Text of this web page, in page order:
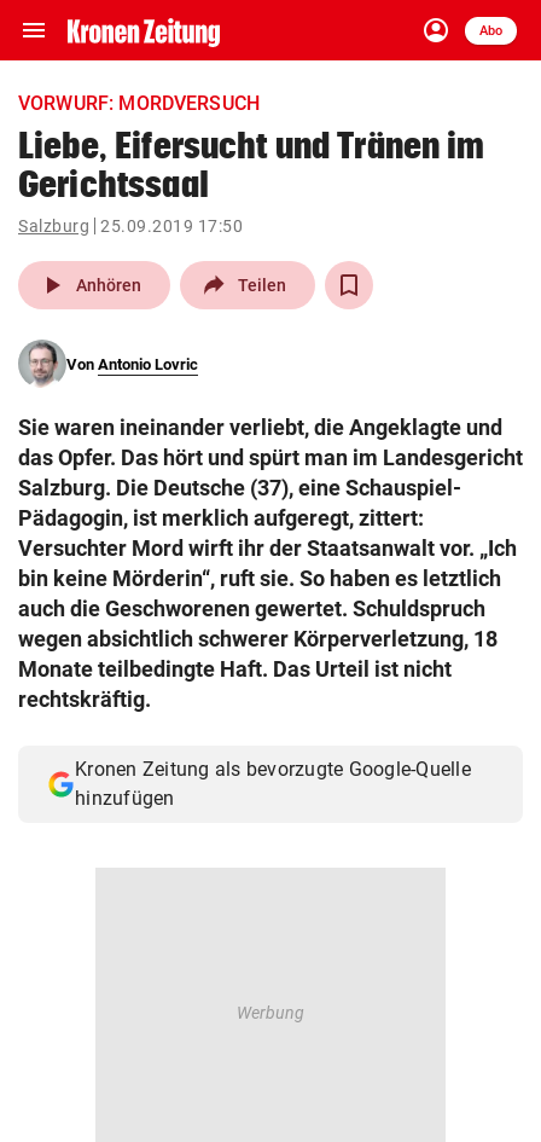
menu Navigation
ein-/ausklappen
account_circle
Anmelden
Abo
close Schließen
account_circle Anmelden
pin_drop
Wien arrow_right
search
eingeben
Muthgasse 2, 1190 Wien
VORWURF: MORDVERSUCH
Liebe, Eifersucht und Tränen im
Gerichtssaal
Salzburg 25.09.2019 17:50
play_arrow Anhören Teilen
Von Antonio Lovric
Sie waren ineinander verliebt, die Angeklagte und
das Opfer. Das hört und spürt man im Landesgericht
Salzburg. Die Deutsche (37), eine Schauspiel-
Pädagogin, ist merklich aufgeregt, zittert:
Versuchter Mord wirft ihr der Staatsanwalt vor. „Ich
bin keine Mörderin“, ruft sie. So haben es letztlich
auch die Geschworenen gewertet. Schuldspruch
wegen absichtlich schwerer Körperverletzung, 18
Monate teilbedingte Haft. Das Urteil ist nicht
rechtskräftig.
Kronen Zeitung als bevorzugte Google-Quelle
hinzufügen